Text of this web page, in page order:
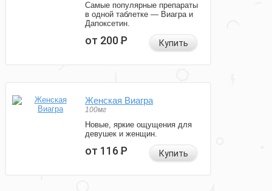
Самые популярные препараты
в одной таблетке — Виагра и
Дапоксетин.
от 200Р Купить
Женская Виагра
100мг
Новые, яркие ощущения для
девушек и женщин.
от 116Р Купить